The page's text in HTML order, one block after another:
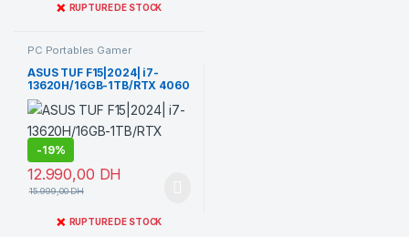
❌ RUPTURE DE STOCK
PC Portables Gamer
ASUS TUF F15|2024| i7-
13620H/16GB-1TB/RTX 4060
-19%
12.990,00 DH
15.999,00DH
❌ RUPTURE DE STOCK